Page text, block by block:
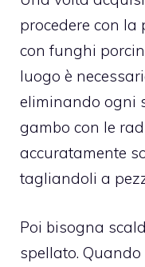
procedere con
con funghi
luogo è
eliminando ogni
gambo con le
accuratamente
tagliandoli a
Poi bisogna
spellato.